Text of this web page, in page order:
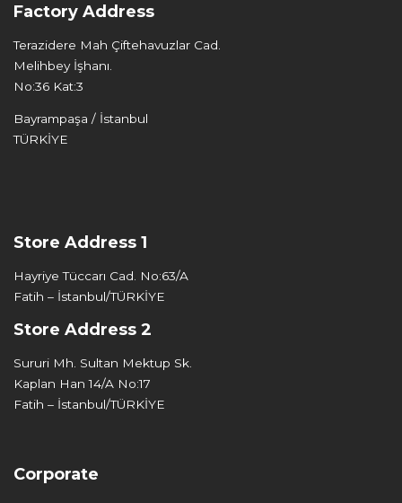
Factory Address
Terazidere Mah Çiftehavuzlar Cad.
Melihbey İşhanı.
No:36 Kat:3
Bayrampaşa / İstanbul
TÜRKİYE
Store Address 1
Hayriye Tüccarı Cad. No:63/A
Fatih – İstanbul/TÜRKİYE
Store Address 2
Sururi Mh. Sultan Mektup Sk.
Kaplan Han 14/A No:17
Fatih – İstanbul/TÜRKİYE
Corporate